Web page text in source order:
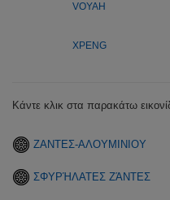
VOYAH
XPENG
Κάντε κλικ στα παρακάτω
ΖΑΝΤΕΣ-ΑΛΟΥΜΙΝΙΟΥ
ΣΦΥΡΉΛΑΤΕΣ ΖΆΝΤΕΣ